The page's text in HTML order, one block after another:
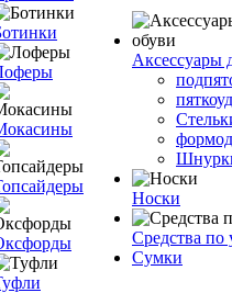
Аксессуары
Носки
Средства по
Сумки